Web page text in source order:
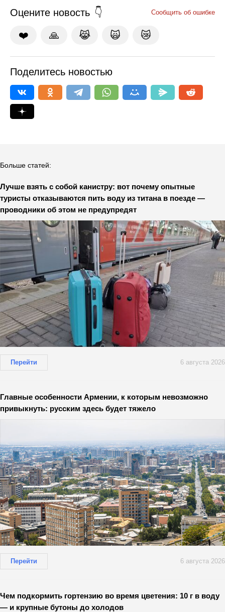
Оцените новость Сообщить об ошибке
❤️ 🙏 😹 🙀 😿
Поделитесь новостью
Больше статей:
Лучше взять с собой канистру: вот почему опытные
туристы отказываются пить воду из титана в поезде —
проводники об этом не предупредят
Перейти 6 августа 2026
Главные особенности Армении, к которым невозможно
привыкнуть: русским здесь будет тяжело
Перейти 6 августа 2026
Чем подкормить гортензию во время цветения: 10 г в воду
— и крупные бутоны до холодов